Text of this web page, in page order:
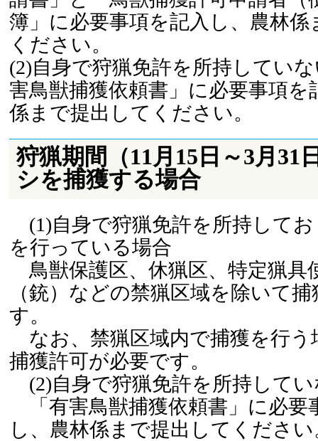
簿」に必要事項を記入し、農林係
ください。
(2)自身で狩猟免許を所持してい
害鳥獣捕獲依頼書」に必要事項を
係まで提出してください。
狩猟期間（11月15日～3月31
シを捕獲する場合
(1)自身で狩猟免許を所持してお
を行っている場合
鳥獣保護区、休猟区、特定猟具
（銃）などの禁猟区域を除いて
す。
なお、禁猟区域内で捕獲を行う
捕獲許可が必要です。
(2)自身で狩猟免許を所持して
「有害鳥獣捕獲依頼書」に必要
し、農林係まで提出してください